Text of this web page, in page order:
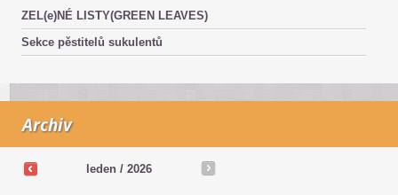
ZEL(e)NÉ LISTY(GREEN LEAVES)
Sekce pěstitelů sukulentů
Archiv
leden / 2026